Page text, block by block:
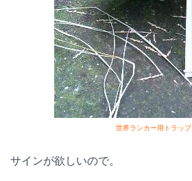
世界ランカー用トラップ
サインが欲しいので。